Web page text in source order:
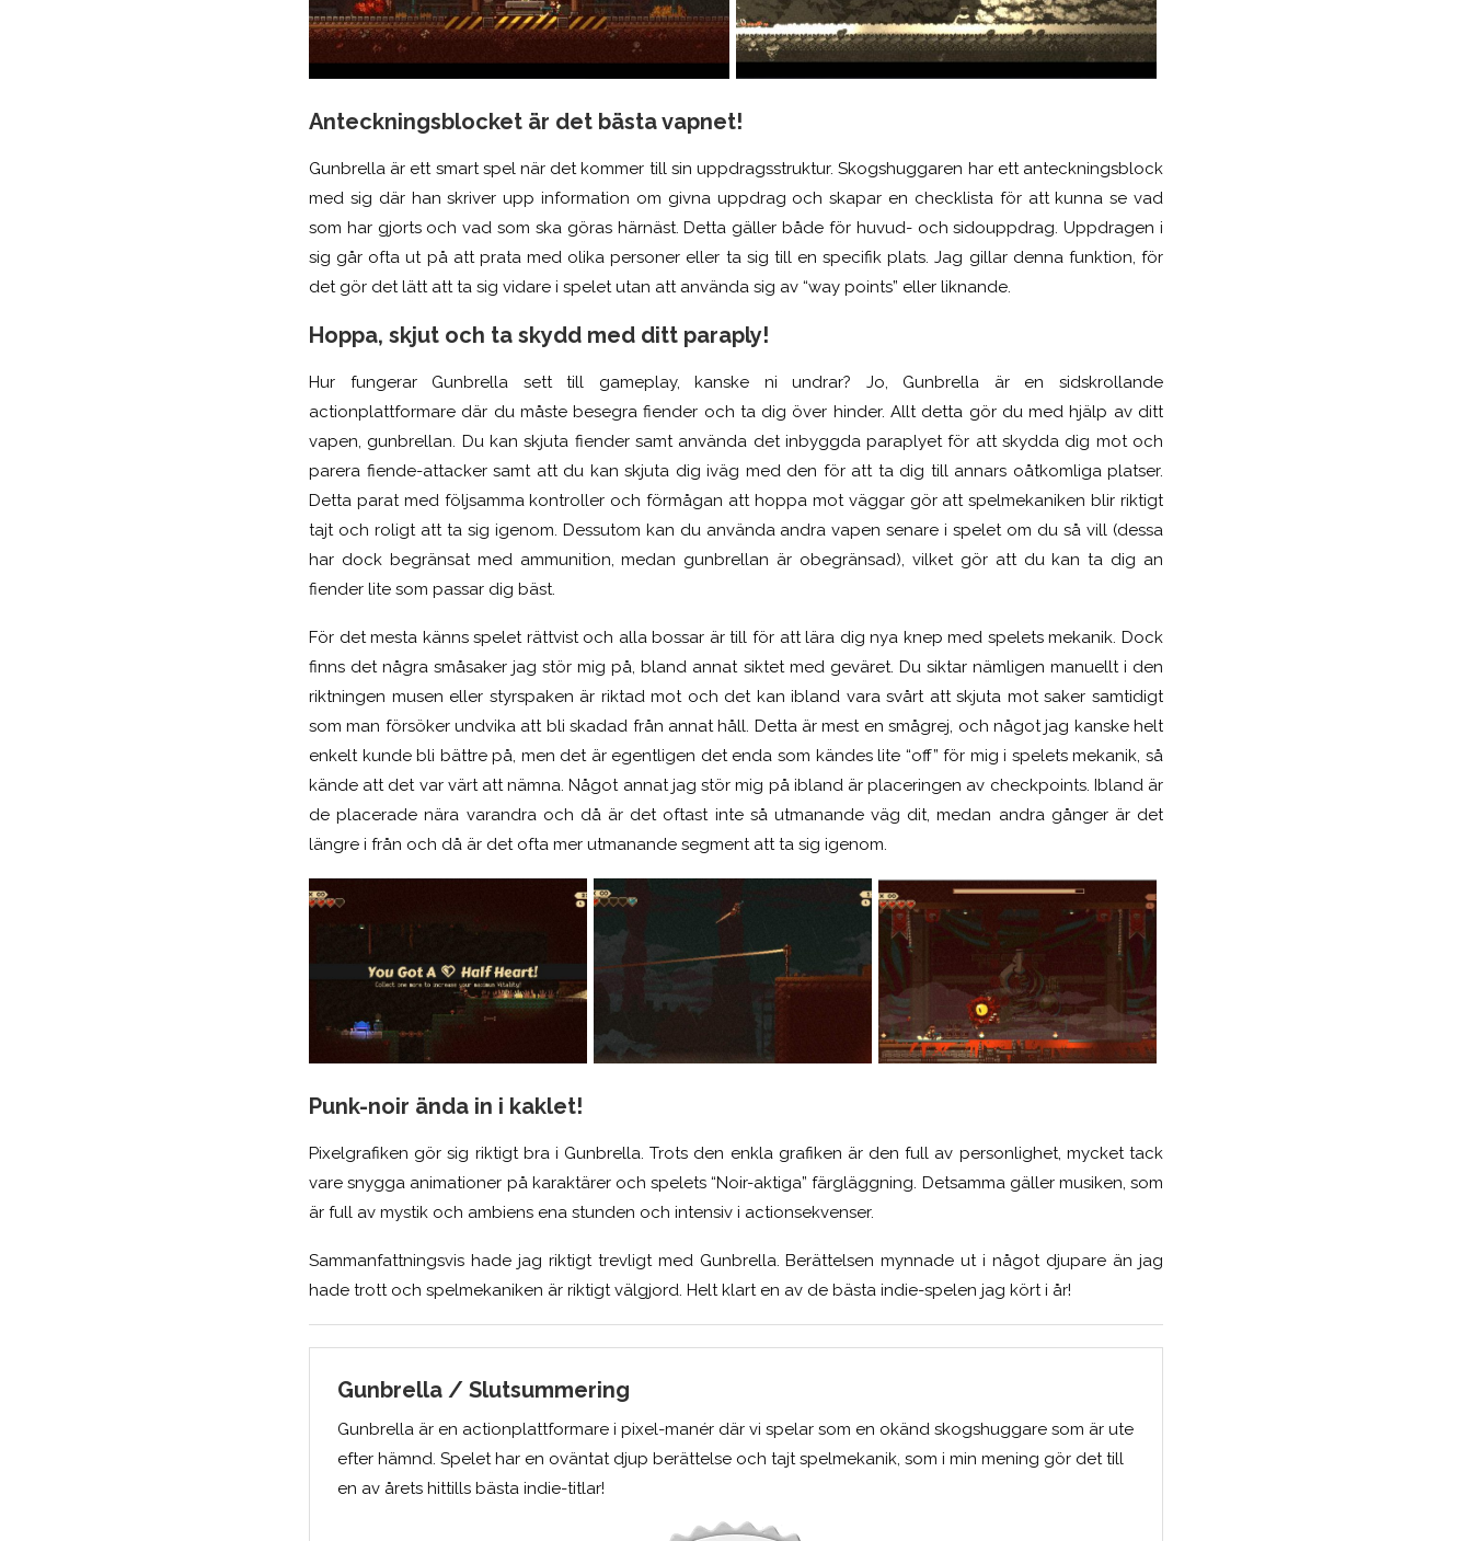
Anteckningsblocket är det bästa vapnet!
Gunbrella är ett smart spel när det kommer till sin uppdragsstruktur. Skogshuggaren har ett anteckningsblock
med sig där han skriver upp information om givna uppdrag och skapar en checklista för att kunna se vad
som har gjorts och vad som ska göras härnäst. Detta gäller både för huvud- och sidouppdrag. Uppdragen i
sig går ofta ut på att prata med olika personer eller ta sig till en specifik plats. Jag gillar denna funktion, för
det gör det lätt att ta sig vidare i spelet utan att använda sig av “way points” eller liknande.
Hoppa, skjut och ta skydd med ditt paraply!
Hur fungerar Gunbrella sett till gameplay, kanske ni undrar? Jo, Gunbrella är en sidskrollande
actionplattformare där du måste besegra fiender och ta dig över hinder. Allt detta gör du med hjälp av ditt
vapen, gunbrellan. Du kan skjuta fiender samt använda det inbyggda paraplyet för att skydda dig mot och
parera fiende-attacker samt att du kan skjuta dig iväg med den för att ta dig till annars oåtkomliga platser.
Detta parat med följsamma kontroller och förmågan att hoppa mot väggar gör att spelmekaniken blir riktigt
tajt och roligt att ta sig igenom. Dessutom kan du använda andra vapen senare i spelet om du så vill (dessa
har dock begränsat med ammunition, medan gunbrellan är obegränsad), vilket gör att du kan ta dig an
fiender lite som passar dig bäst.
För det mesta känns spelet rättvist och alla bossar är till för att lära dig nya knep med speletsmekanik. Dock
finns det några småsaker jag stör mig på, bland annat siktet med geväret. Du siktar nämligen manuellt i den
riktningen musen eller styrspaken är riktad mot och det kan ibland vara svårt att skjuta mot saker samtidigt
som man försöker undvika att bli skadad från annat håll. Dettaär mest en smågrej, och något jag kanske helt
enkelt kunde bli bättre på, men det är egentligen det enda som kändes lite “off” för mig i spelets mekanik, så
kände att det var värt att nämna. Något annat jag stör mig på ibland är placeringen av checkpoints. Ibland är
de placerade nära varandra och då är det oftast inte så utmanande väg dit, medan andra gånger är det
längre i från och då är det ofta mer utmanande segment att ta sig igenom.
Punk-noir ända in i kaklet!
Pixelgrafiken gör sig riktigt bra i Gunbrella. Trots den enkla grafiken är den full av personlighet, mycket tack
vare snygga animationer på karaktärer och spelets “Noir-aktiga” färgläggning. Detsamma gäller musiken, som
är full av mystik och ambiens ena stunden och intensiv i actionsekvenser.
Sammanfattningsvis hade jag riktigt trevligt med Gunbrella. Berättelsen mynnade ut i något djupare än jag
hade trott och spelmekaniken är riktigt välgjord. Helt klart en av de bästa indie-spelen jag kört i år!
Gunbrella / Slutsummering
Gunbrella är en actionplattformare i pixel-manér där vi spelar som en okänd skogshuggare som är ute
efter hämnd. Spelet har en oväntat djup berättelse och tajt spelmekanik, som i min mening gör det till
en av årets hittills bästa indie-titlar!